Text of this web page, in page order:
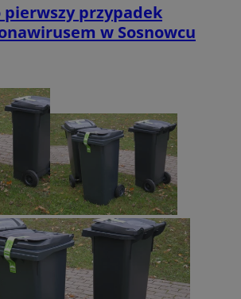
przypadek
w Sosnowcu